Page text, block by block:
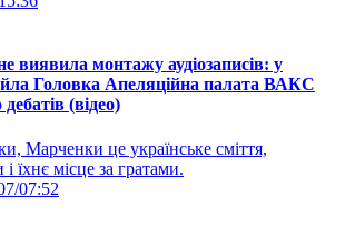
виявила монтажу аудіозаписів: у
Головка Апеляційна палата ВАКС
(відео)
Марченки це українське сміття,
їхнє місце за гратами.
07:52